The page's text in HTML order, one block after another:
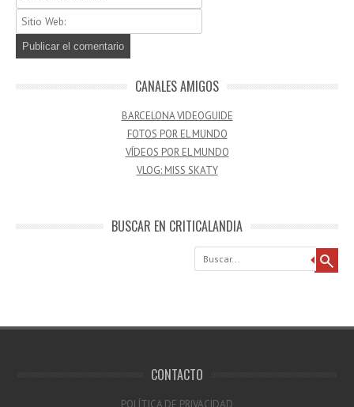
CANALES AMIGOS
BARCELONA VIDEOGUIDE
FOTOS POR EL MUNDO
VÍDEOS POR EL MUNDO
VLOG: MISS SKATY
BUSCAR EN CRITICALANDIA
Buscar
CONTACTO